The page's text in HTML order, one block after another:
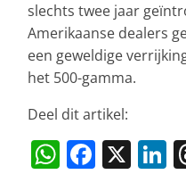
slechts twee jaar
Amerikaanse dealers
een geweldige
het 500-gamma.
Deel dit artikel:
W F X